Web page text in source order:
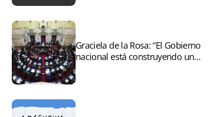
Graciela de la Rosa: “El Gobierno
nacional está construyendo un